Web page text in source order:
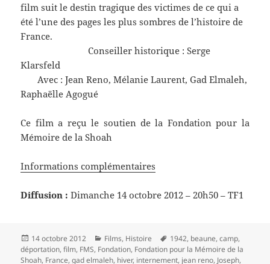
film suit le destin tragique des victimes de ce qui a
été l’une des pages les plus sombres de l’histoire de
France.
Conseiller historique : Serge
Klarsfeld
Avec : Jean Reno, Mélanie Laurent, Gad Elmaleh,
Raphaëlle Agogué
Ce film a reçu le soutien de la Fondation pour la
Mémoire de la Shoah
Informations complémentaires
Diffusion :Dimanche 14 octobre 2012 – 20h50 – TF1
Publié
le
14 octobre 2012 Catégories
Films, Histoire
Mots-
clés
1942, beaune,camp,
déportation,film, FMS, Fondation, Fondation pour la Mémoire de la
Shoah, France,gad elmaleh, hiver, internement, jean reno, Joseph,